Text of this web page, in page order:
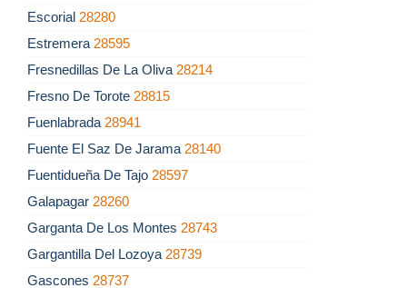
Escorial 28280
Estremera 28595
Fresnedillas De La Oliva 28214
Fresno De Torote 28815
Fuenlabrada 28941
Fuente El Saz De Jarama 28140
Fuentidueña De Tajo 28597
Galapagar 28260
Garganta De Los Montes 28743
Gargantilla Del Lozoya 28739
Gascones 28737